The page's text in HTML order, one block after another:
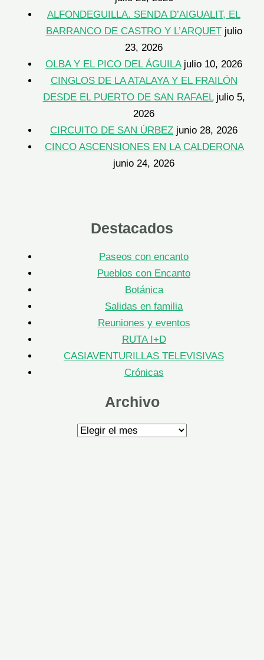
ALFONDEGUILLA. SENDA D’AIGUALIT, EL
BARRANCO DE CASTRO Y L’ARQUET julio
23, 2026
OLBA Y EL PICO DEL ÁGUILA julio 10, 2026
CINGLOS DE LA ATALAYA Y EL FRAILÓN
DESDE EL PUERTO DE SAN RAFAEL julio 5,
2026
CIRCUITO DE SAN ÚRBEZ junio 28, 2026
CINCO ASCENSIONES EN LA CALDERONA
junio 24, 2026
Destacados
Paseos con encanto
Pueblos con Encanto
Botánica
Salidas en familia
Reuniones y eventos
RUTA I+D
CASIAVENTURILLAS TELEVISIVAS
Crónicas
Archivo
Archivo